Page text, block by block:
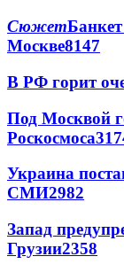
Сюжет
Москве8147
В РФ горит
Под Москвой
Роскосмоса
Украина
СМИ2982
Запад
Грузии2358